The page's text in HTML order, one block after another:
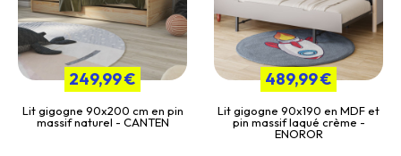
249,99 €
Lit gigogne 90x200 cm en pin
massif naturel - CANTEN
489,99 €
Lit gigogne 90x190 en MDF et
pin massif laqué crème -
ENOROR